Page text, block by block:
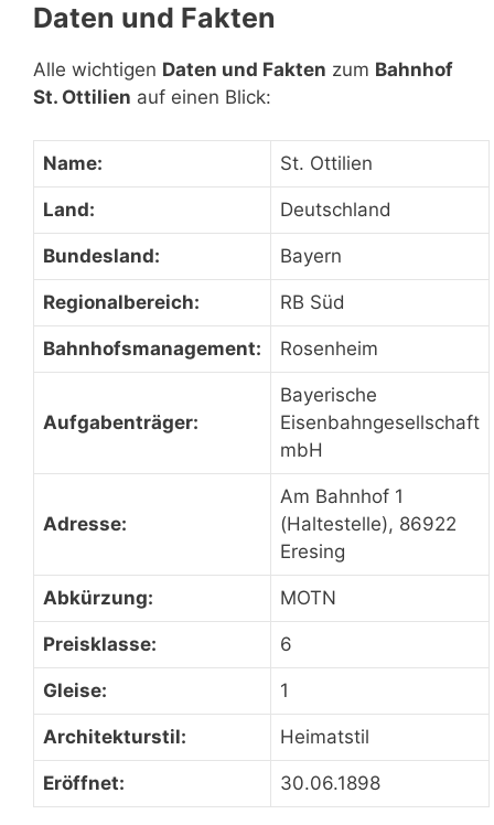
Daten und Fakten
Alle wichtigen Daten und Fakten zum Bahnhof
St. Ottilien auf einen Blick:
Name: St. Ottilien
Land: Deutschland
Bundesland: Bayern
Regionalbereich: RB Süd
Bahnhofsmanagement: Rosenheim
Aufgabenträger:
Bayerische
Eisenbahngesellschaft
mbH
Adresse:
Am Bahnhof 1
(Haltestelle), 86922
Eresing
Abkürzung: MOTN
Preisklasse: 6
Gleise: 1
Architekturstil: Heimatstil
Eröffnet: 30.06.1898